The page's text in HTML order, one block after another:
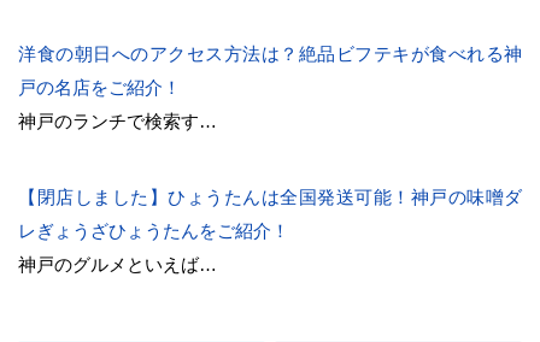
洋食の朝日へのアクセス方法は？絶品ビフテキが食べれる神
戸の名店をご紹介！
神戸のランチで検索す…
【閉店しました】ひょうたんは全国発送可能！神戸の味噌ダ
レぎょうざひょうたんをご紹介！
神戸のグルメといえば…